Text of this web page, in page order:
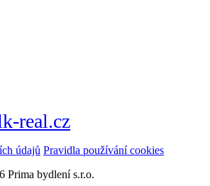
real.cz
údajů Pravidla používání cookies
Prima bydlení s.r.o.